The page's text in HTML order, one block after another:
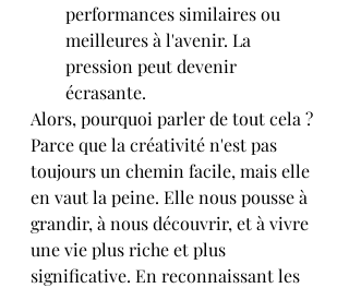
performances similaires ou
meilleures à l'avenir. La
pression peut devenir
écrasante.
Alors, pourquoi parler de tout cela ?
Parce que la créativité n'est pas
toujours un chemin facile, mais elle
en vaut la peine. Elle nous pousse à
grandir, à nous découvrir, et à vivre
une vie plus riche et plus
significative. En reconnaissant les